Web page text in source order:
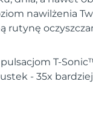
nawilżenia
rutynę
pulsacjom T-
- 35x